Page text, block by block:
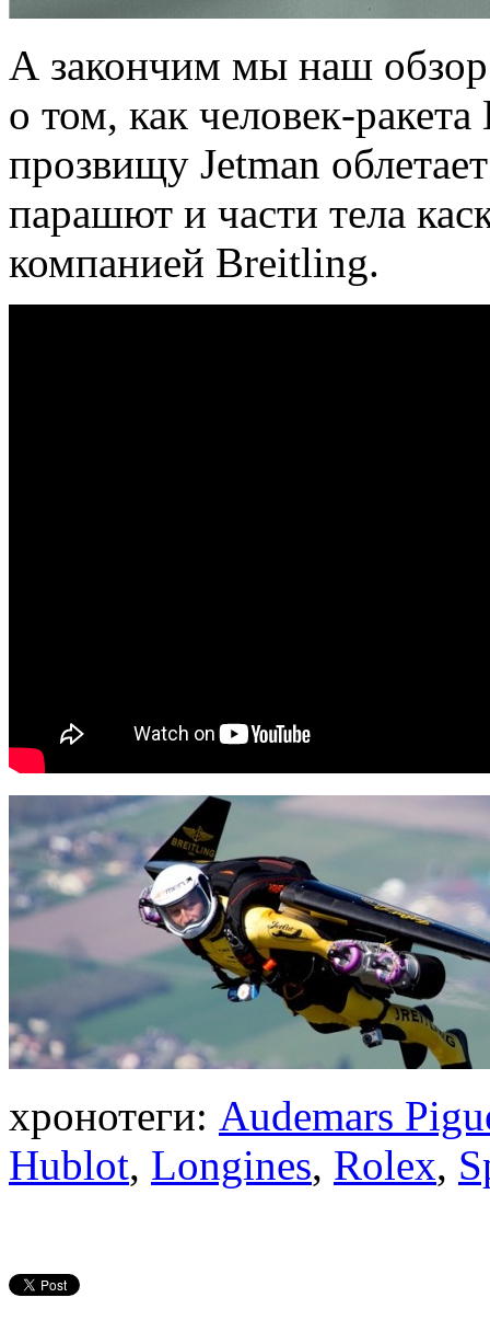
А закончим мы наш
о том, как человек-
прозвищу Jetman
парашют и части тела
компанией Breitling.
хронотеги: Audemars
Hublot, Longines, Rolex,